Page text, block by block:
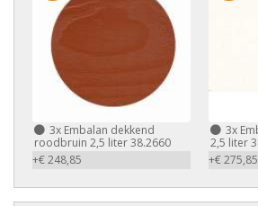
3x Embalan dekkend
roodbruin 2,5 liter 38.2660
+€ 248,85
3x
2,5 liter
+€ 275,85